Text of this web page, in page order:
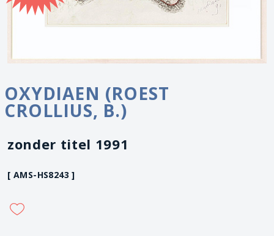
OXYDIAEN (ROEST
CROLLIUS, B.)
zonder titel 1991
[ AMS-HS8243 ]